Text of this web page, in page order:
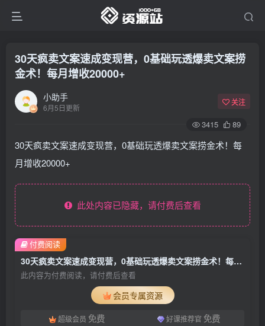
30天疯卖文案速成变现营，0基础玩透爆卖文案捞
金术！每月增收20000+
小助手
6月5日更新
关注
3415 89
30天疯卖文案速成变现营，0基础玩透爆卖文案捞金术！每
月增收20000+
此处内容已隐藏，请付费后查看
30天疯卖文案速成变现营，0基础玩透爆卖文案捞金术！每月增收20000+
此内容为付费阅读，请付费后查看
会员专属资源
超级会员 免费 好课推荐官 免费
付费阅读